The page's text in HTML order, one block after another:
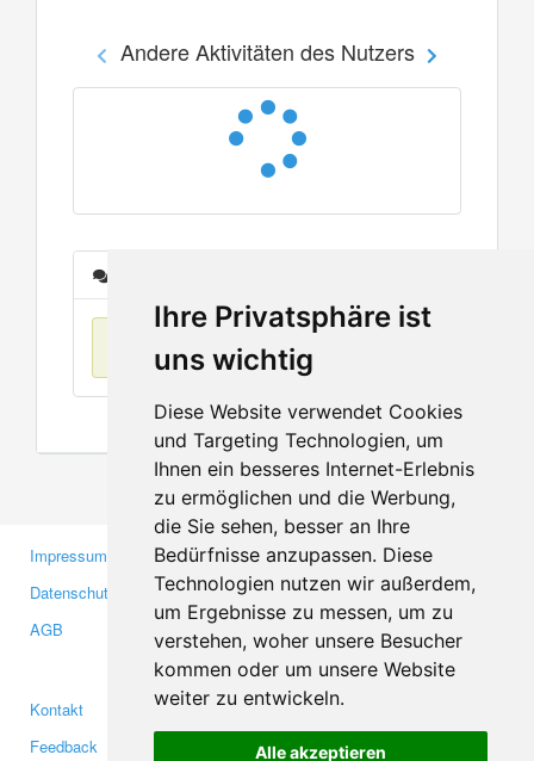
Ihre Privatsphäre ist
uns wichtig
Diese Website verwendet Cookies
und Targeting Technologien, um
Ihnen ein besseres Internet-Erlebnis
zu ermöglichen und die Werbung,
die Sie sehen, besser an Ihre
Bedürfnisse anzupassen. Diese
Technologien nutzen wir außerdem,
um Ergebnisse zu messen, um zu
verstehen, woher unsere Besucher
kommen oder um unsere Website
weiter zu entwickeln.
Alle akzeptieren
Andere Aktivitäten des Nutzers
Keine Einträge
Impressum
Datenschutzerklärung
AGB
Gewerbetreibende
Investoren
Medien
Kontakt
Feedback
Facebook
Twitter